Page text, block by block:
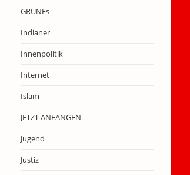
GRÜNEs
Indianer
Innenpolitik
Internet
Islam
JETZT ANFANGEN
Jugend
Justiz